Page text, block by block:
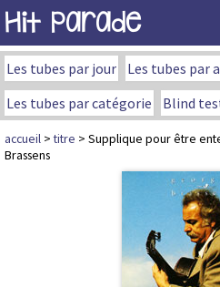
Hit Parade
Les tubes par jour Les tubes par
Les tubes par catégorie
Blind
accueil >titre > Supplique pour être
Brassens